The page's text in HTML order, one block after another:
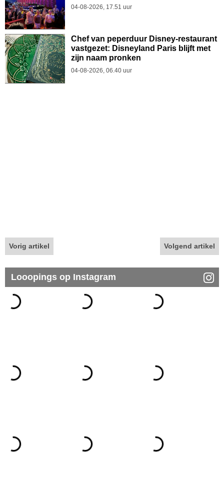
04-08-2026, 17.51 uur
Chef van peperduur Disney-restaurant
vastgezet: Disneyland Paris blijft met
zijn naam pronken
04-08-2026, 06.40 uur
Vorig artikel Volgend artikel
Looopings op Instagram